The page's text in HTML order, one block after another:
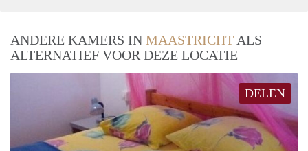
ANDERE KAMERS IN MAASTRICHT ALS
ALTERNATIEF VOOR DEZE LOCATIE
DELEN